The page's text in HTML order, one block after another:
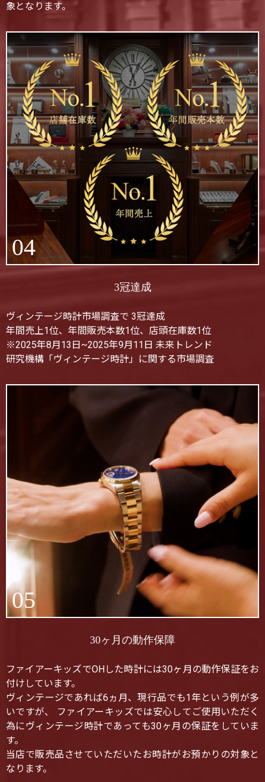
象となります。
04
3冠達成
ヴィンテージ時計市場調査で 3冠達成
年間売上1位、年間販売本数1位、店頭在庫数1位
※2025年8月13日~2025年9月11日 未来トレンド
研究機構「ヴィンテージ時計」に関する市場調査
05
30ヶ月の動作保障
ファイアーキッズでOHした時計には30ヶ月の動作保証をお
付けしています。
ヴィンテージであれば6ヵ月、現行品でも1年という例が多
いですが、 ファイアーキッズでは安心してご使用いただく
為にヴィンテージ時計であっても30ヶ月の保証をしていま
す。
当店で販売品させていただいたお時計がお預かりの対象と
なります。